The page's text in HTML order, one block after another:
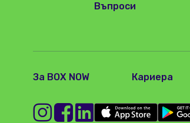
Въпроси
За BOX NOW Кариера